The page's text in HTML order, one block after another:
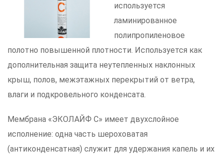
используется
ламинированное
полипропиленовое
полотно повышенной плотности. Используется как
дополнительная защита неутепленных наклонных
крыш, полов, межэтажных перекрытий от ветра,
влаги и подкровельного конденсата.
Мембрана «ЭКОЛАЙФ С» имеет двухслойное
исполнение: одна часть шероховатая
(антиконденсатная) служит для удержания капель и их